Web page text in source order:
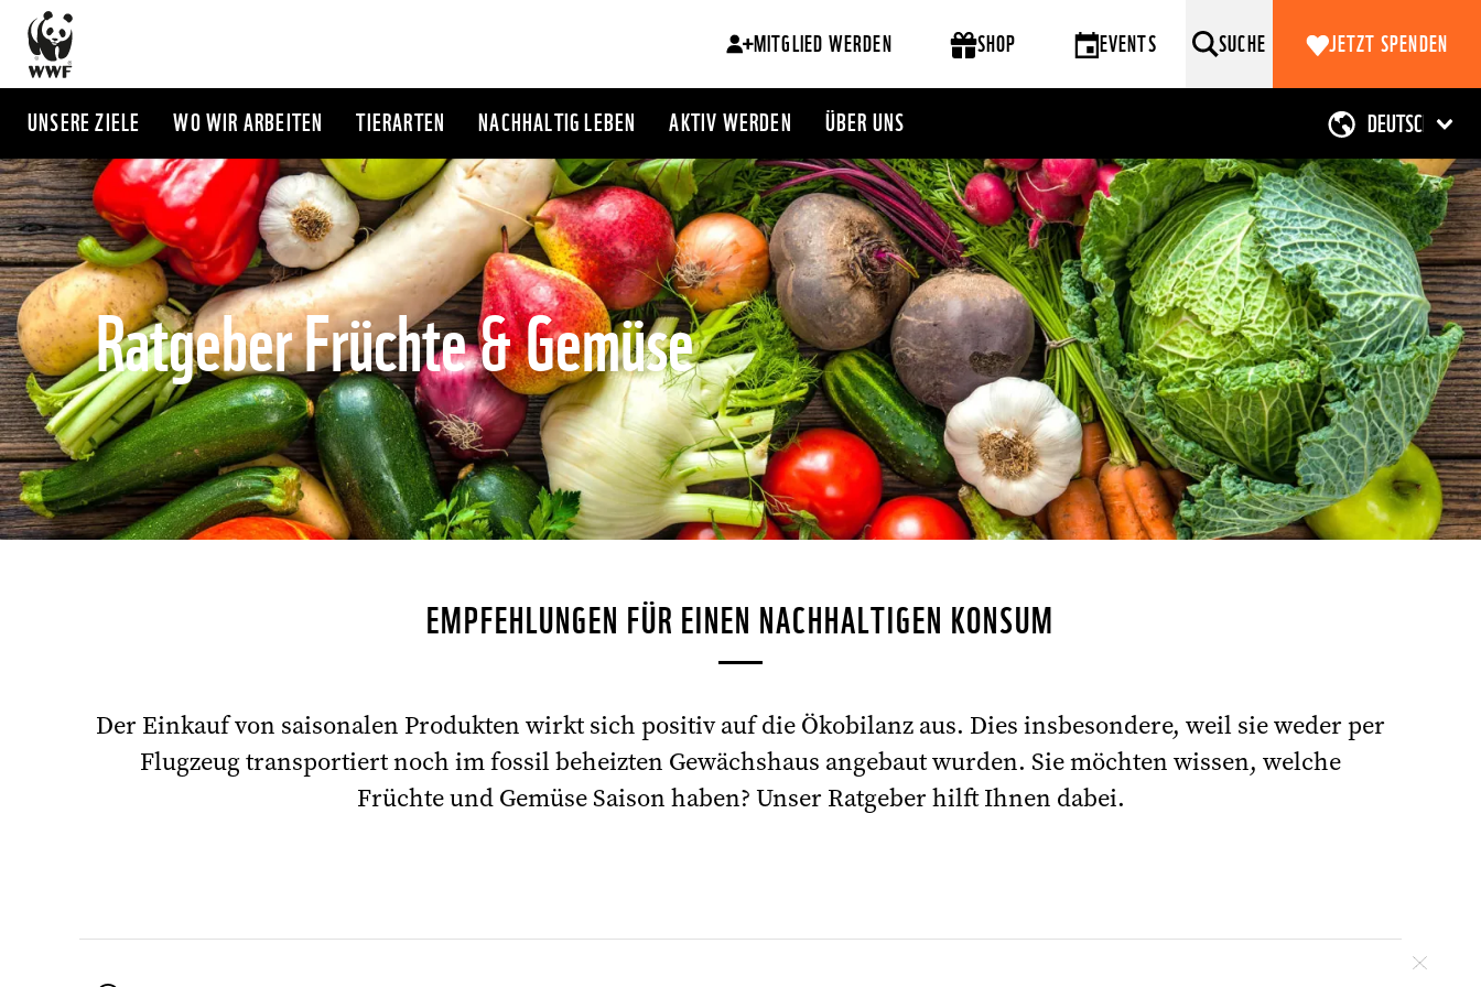
Direkt
zum
Inhalt
MITGLIED WERDEN SHOP EVENTS SUCHE JETZT SPENDEN
UNSERE ZIELE WO WIR ARBEITEN TIERARTEN NACHHALTIG LEBEN AKTIV WERDEN ÜBER UNS
Ratgeber Früchte & Gemüse
EMPFEHLUNGEN FÜR EINEN NACHHALTIGEN KONSUM
Der Einkauf von saisonalen Produkten wirkt sich positiv auf die Ökobilanz aus. Dies insbesondere, weil sie weder per
Flugzeug transportiert noch im fossil beheizten Gewächshaus angebaut wurden. Sie möchten wissen, welche
Früchte und Gemüse Saison haben? Unser Ratgeber hilft Ihnen dabei.